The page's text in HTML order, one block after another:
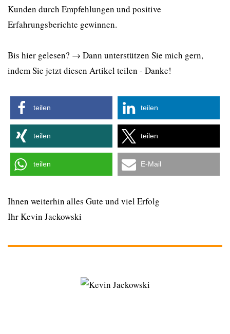
Kunden durch Empfehlungen und positive
Erfahrungsberichte gewinnen.
Bis hier gelesen? → Dann unterstützen Sie mich gern,
indem Sie jetzt diesen Artikel teilen - Danke!
teilen teilen
teilen teilen
teilen E-Mail
Ihnen weiterhin alles Gute und viel Erfolg
Ihr Kevin Jackowski